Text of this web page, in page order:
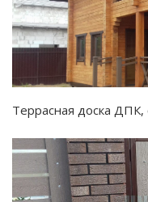
Террасная доска ДПК,